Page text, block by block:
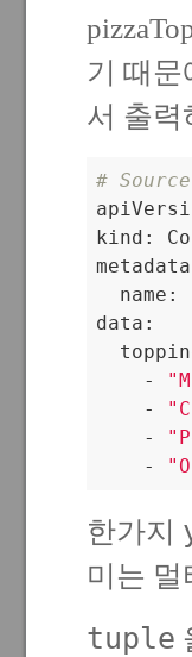
기 때문
서 출력
#
kind:
name:
data:
    -
    -
    -
    -
한가지
미는
tuple